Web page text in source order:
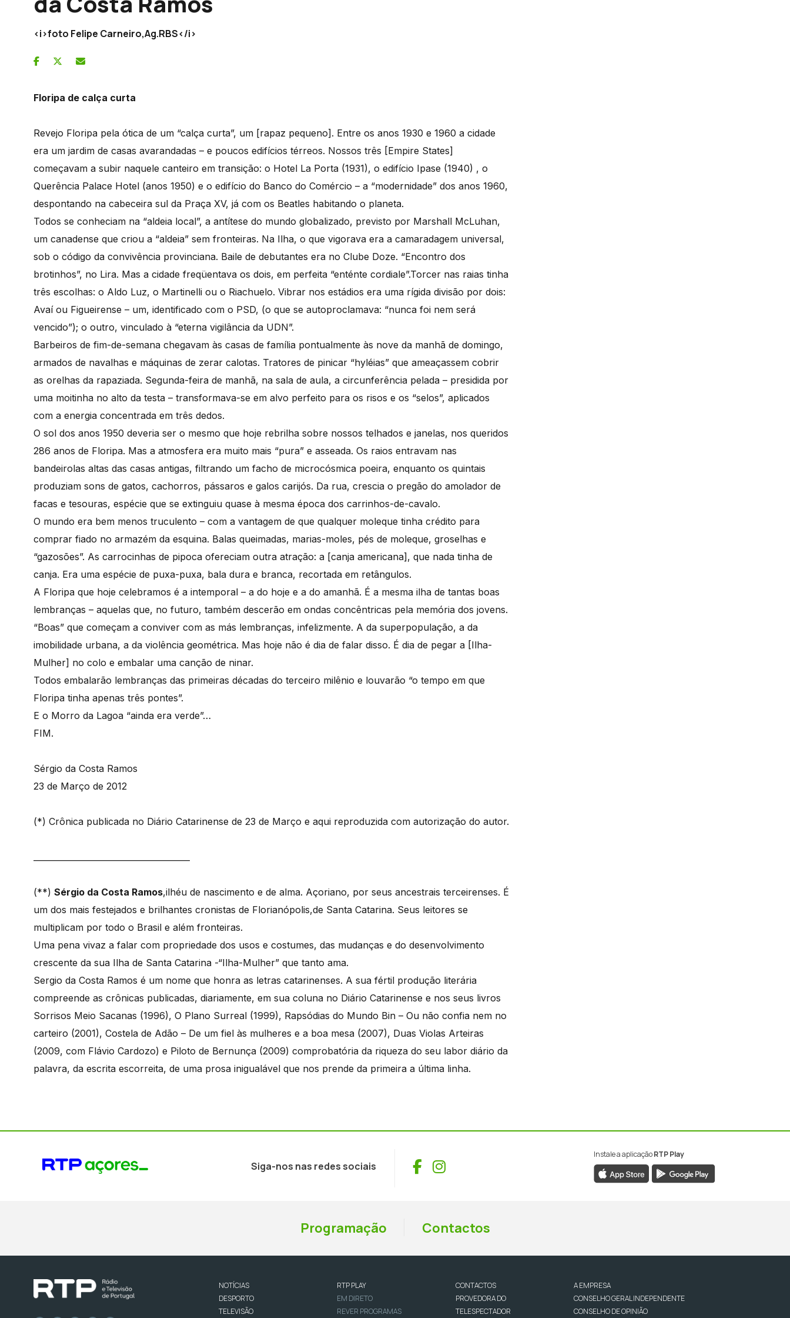
<i>foto Felipe Carneiro,Ag.RBS</i>
Floripa de calça curta
Revejo Floripa pela ótica de um “calça curta”, um [rapaz pequeno]. Entre os anos 1930 e 1960 a cidade
era um jardim de casas avarandadas – e poucos edifícios térreos. Nossos três [Empire States]
começavam a subir naquele canteiro em transição: o Hotel La Porta (1931), o edifício Ipase (1940) , o
Querência Palace Hotel (anos 1950) e o edifício do Banco do Comércio – a “modernidade” dos anos 1960,
despontando na cabeceira sul da Praça XV, já com os Beatles habitando o planeta.
Todos se conheciam na “aldeia local”, a antítese do mundo globalizado, previsto por Marshall McLuhan,
um canadense que criou a “aldeia” sem fronteiras. Na Ilha, o que vigorava era a camaradagem universal,
sob o código da convivência provinciana. Baile de debutantes era no Clube Doze. “Encontro dos
brotinhos”, no Lira. Mas a cidade freqüentava os dois, em perfeita “enténte cordiale”.Torcer nas raias tinha
três escolhas: o Aldo Luz, o Martinelli ou o Riachuelo. Vibrar nos estádios era uma rígida divisão por dois:
Avaí ou Figueirense – um, identificado com o PSD, (o que se autoproclamava: “nunca foi nem será
vencido”); o outro, vinculado à “eterna vigilância da UDN”.
Barbeiros de fim-de-semana chegavam às casas de família pontualmente às nove da manhã de domingo,
armados de navalhas e máquinas de zerar calotas. Tratores de pinicar “hyléias” que ameaçassem cobrir
as orelhas da rapaziada. Segunda-feira de manhã, na sala de aula, a circunferência pelada – presidida por
uma moitinha no alto da testa – transformava-se em alvo perfeito para os risos e os “selos”, aplicados
com a energia concentrada em três dedos.
O sol dos anos 1950 deveria ser o mesmo que hoje rebrilha sobre nossos telhados e janelas, nos queridos
286 anos de Floripa. Mas a atmosfera era muito mais “pura” e asseada. Os raios entravam nas
bandeirolas altas das casas antigas, filtrando um facho de microcósmica poeira, enquanto os quintais
produziam sons de gatos, cachorros, pássaros e galos carijós. Da rua, crescia o pregão do amolador de
facas e tesouras, espécie que se extinguiu quase à mesma época dos carrinhos-de-cavalo.
O mundo era bem menos truculento – com a vantagem de que qualquer moleque tinha crédito para
comprar fiado no armazém da esquina. Balas queimadas, marias-moles, pés de moleque, groselhas e
“gazosões”. As carrocinhas de pipoca ofereciam outra atração: a [canja americana], que nada tinha de
canja. Era uma espécie de puxa-puxa, bala dura e branca, recortada em retângulos.
A Floripa que hoje celebramos é a intemporal – a do hoje e a do amanhã. É a mesma ilha de tantas boas
lembranças – aquelas que, no futuro, também descerão em ondas concêntricas pela memória dos jovens.
“Boas” que começam a conviver com as más lembranças, infelizmente. A da superpopulação, a da
imobilidade urbana, a da violência geométrica. Mas hoje não é dia de falar disso. É dia de pegar a [Ilha-
Mulher] no colo e embalar uma canção de ninar.
Todos embalarão lembranças das primeiras décadas do terceiro milênio e louvarão “o tempo em que
Floripa tinha apenas três pontes”.
E o Morro da Lagoa “ainda era verde”…
FIM.
Sérgio da Costa Ramos
23 de Março de 2012
(*) Crônica publicada no Diário Catarinense de 23 de Março e aqui reproduzida com autorização do autor.
(**) Sérgio da Costa Ramos,ilhéu de nascimento e de alma. Açoriano, por seus ancestrais terceirenses. É
um dos mais festejados e brilhantes cronistas de Florianópolis,de Santa Catarina. Seus leitores se
multiplicam por todo o Brasil e além fronteiras.
Uma pena vivaz a falar com propriedade dos usos e costumes, das mudanças e do desenvolvimento
crescente da sua Ilha de Santa Catarina -“Ilha-Mulher” que tanto ama.
Sergio da Costa Ramos é um nome que honra as letras catarinenses. A sua fértil produção literária
compreende as crônicas publicadas, diariamente, em sua coluna no Diário Catarinense e nos seus livros
Sorrisos Meio Sacanas (1996), O Plano Surreal (1999), Rapsódias do Mundo Bin – Ou não confia nem no
carteiro (2001), Costela de Adão – De um fiel às mulheres e a boa mesa (2007), Duas Violas Arteiras
(2009, com Flávio Cardozo) e Piloto de Bernunça (2009) comprobatória da riqueza do seu labor diário da
palavra, da escrita escorreita, de uma prosa inigualável que nos prende da primeira a última linha.
Siga-nos nas redes sociais Facebook
Instagram
Instale a aplicaçãoRTP Play
Programação Contactos
NOTÍCIAS
DESPORTO
TELEVISÃO
RTP PLAY
EM DIRETO
REVER PROGRAMAS
CONTACTOS
PROVEDORA DO
TELESPECTADOR
A EMPRESA
CONSELHO GERAL INDEPENDENTE
CONSELHO DE OPINIÃO